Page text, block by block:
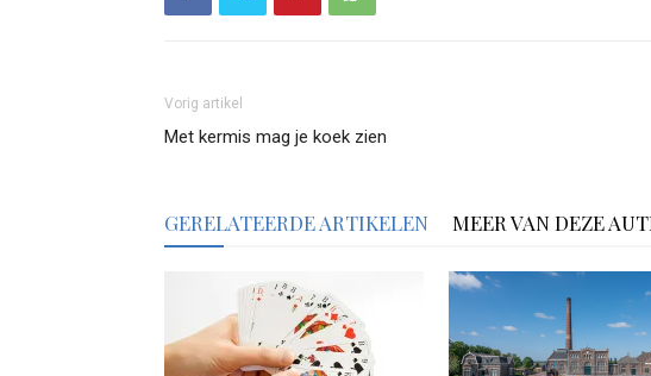
Vorig artikel
Met kermis mag je koek zien
GERELATEERDE ARTIKELEN MEER VAN DEZE